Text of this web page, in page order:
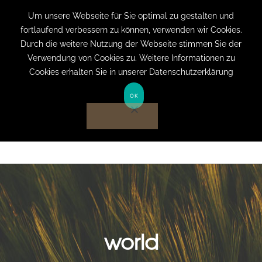
+49 (0) 151 19079060 info@privatpraxis-
bertram.de
Anmelden auf Website
world
Um unsere Webseite für Sie optimal zu gestalten und
fortlaufend verbessern zu können, verwenden wir Cookies.
Durch die weitere Nutzung der Webseite stimmen Sie der
Verwendung von Cookies zu. Weitere Informationen zu
Cookies erhalten Sie in unserer Datenschutzerklärung
OK